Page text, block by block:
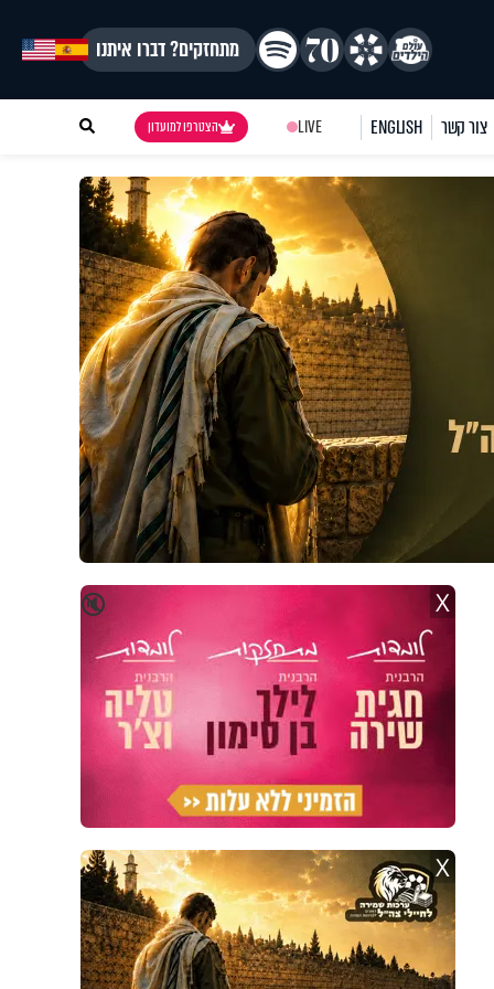
מתחזקים? דברו איתנו
צור קשר ENGLISH
LIVE הצטרפו למועדון
🔇 X
X